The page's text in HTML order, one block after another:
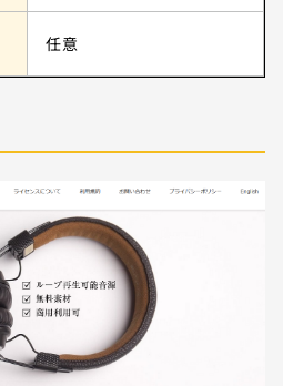
任意